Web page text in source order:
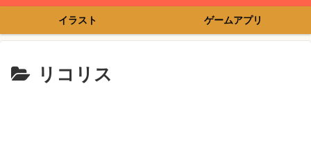
イラスト ゲームアプリ
リコリス